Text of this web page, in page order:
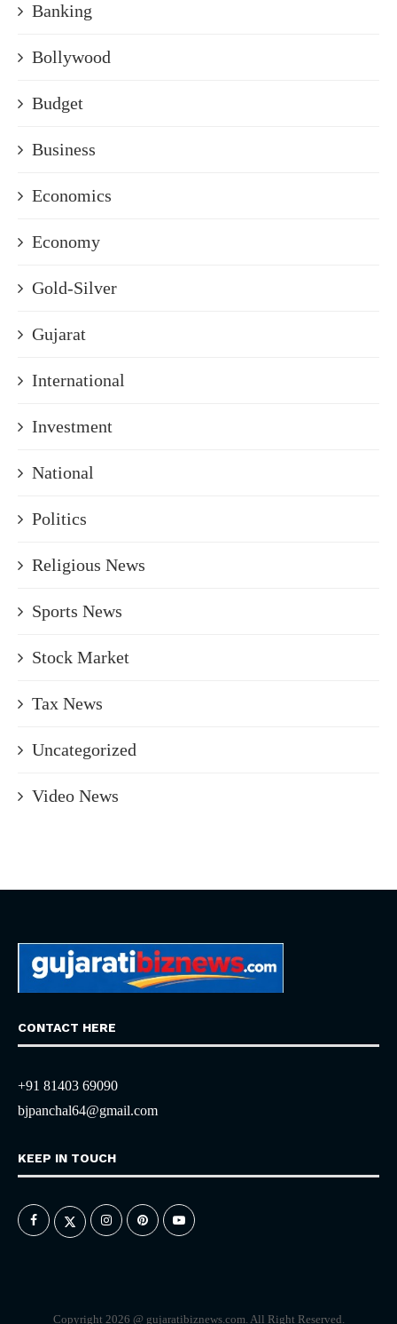
Banking
Bollywood
Budget
Business
Economics
Economy
Gold-Silver
Gujarat
International
Investment
National
Politics
Religious News
Sports News
Stock Market
Tax News
Uncategorized
Video News
CONTACT HERE
+91 81403 69090
bjpanchal64@gmail.com
KEEP IN TOUCH
Copyright 2026 @ gujaratibiznews.com. All Right Reserved.